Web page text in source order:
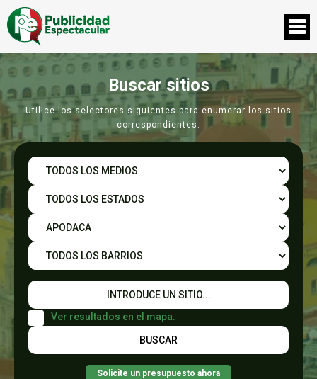
Buscar sitios
Utilice los selectores siguientes para enumerar los sitios
correspondientes.
Ver resultados en el mapa.
Solicite un presupuesto ahora